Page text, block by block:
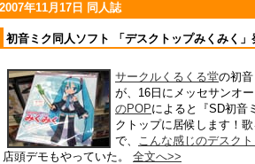
2007年11月17日 同人誌
初音ミク同人ソフト 「デスクトップみくみく」
サークルくるくる堂の初
が、16日にメッセサンオ
のPOPによると『SD初音
クトップに居候します！
で、 こんな感じのデスク
店頭デモもやっていた。 全文へ>>